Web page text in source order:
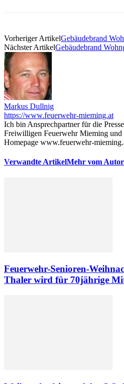
Vorheriger ArtikelGebäudebrand
Nächster ArtikelGebäudebrand
Markus Dullnig
https://www.feuerwehr-mieming.at
Ich bin Ansprechpartner für die
Freiwilligen Feuerwehr Mieming und
Homepage www.feuerwehr-
Verwandte ArtikelMehr vom Autor
Feuerwehr-Senioren-
Thaler wird für 70jährige